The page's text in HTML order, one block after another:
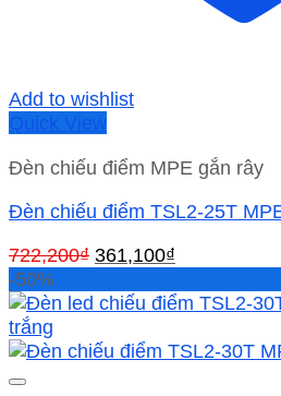
Add to wishlist
Quick View
Đèn chiếu điểm MPE gắn rây
Đèn chiếu điểm TSL2-25T
722,200₫ Giá
là:
361,100₫
tại
361,100₫.
-50%